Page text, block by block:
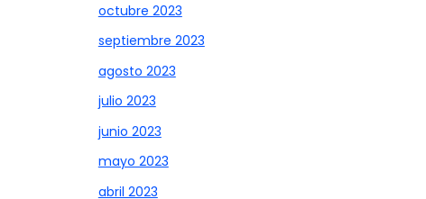
octubre 2023
septiembre 2023
agosto 2023
julio 2023
junio 2023
mayo 2023
abril 2023